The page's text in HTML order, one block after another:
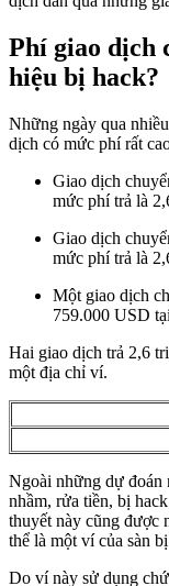
Phí giao dịch
hiệu bị hack?
Những ngày qua
dịch có mức phí rất
Giao dịch
mức phí trả là
Giao dịch
mức phí trả là
Một giao dịch
759.000 USD
Hai giao dịch trả 2,6
một địa chỉ ví.
Ngoài những dự đoán
nhầm, rửa tiền, bị
thuyết này cũng được
thể là một ví của sàn
Do ví này sử dụng